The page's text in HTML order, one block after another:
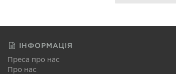
ІНФОРМАЦІЯ
Преса про нас
Про нас